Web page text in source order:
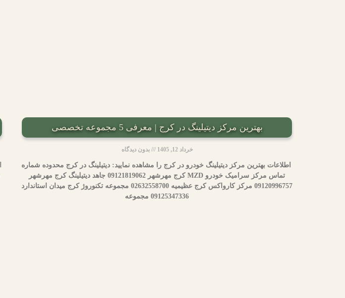
بهترین مرکز دیتیلینگ در کرج | معرفی 5 مجموعه تخصصی
خرداد 12, 1405 بدون دیدگاه
اطلاعات بهترین مرکز دیتیلینگ خودرو در کرج را مشاهده نمایید: دیتیلینگ در کرج محدوده شماره
تماس مرکز سرامیک خودرو MZD کرج مهرشهر 09121819062 جاهد دیتیلینگ کرج مهرشهر
09120996757 مرکز کارواکس کرج عظیمیه 02632558700 مجموعه تکنوروژ کرج میدان استاندارد
09125347336 مجموعه